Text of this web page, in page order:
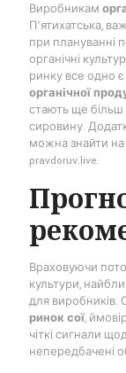
Виробникам
П’ятихатська,
при плануванні
органічні
ринку все одно
органічної
стають ще
сировину.
можна знайти
pravdoruv.live.
Враховуючи
культури,
для виробників.
ринок сої,
чіткі сигнали
непередбачені